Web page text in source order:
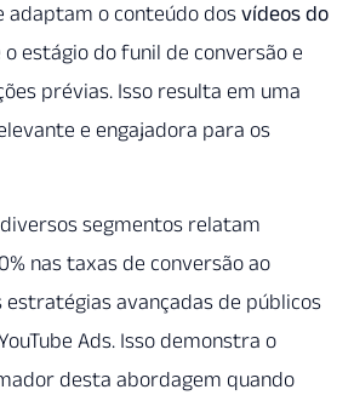
adaptam o conteúdo dos vídeos do
estágio do funil de conversão e
prévias. Isso resulta em uma
e engajadora para os
segmentos relatam
nas taxas de conversão ao
avançadas de públicos
Ads. Isso demonstra o
desta abordagem quando